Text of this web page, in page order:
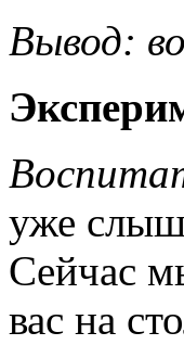
Вывод:
уже
Сейчас
вас на